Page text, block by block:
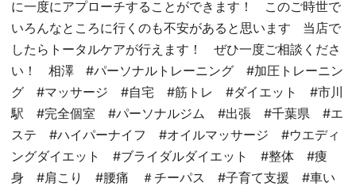
に一度にアプローチすることができます！ このご時世で
いろんなところに行くのも不安があると思います 当店で
したらトータルケアが行えます！ ぜひ一度ご相談くださ
い！ 相澤 #パーソナルトレーニング #加圧トレーニン
グ #マッサージ #自宅 #筋トレ #ダイエット #市川
駅 #完全個室 #パーソナルジム #出張 #千葉県 #エ
ステ #ハイパーナイフ #オイルマッサージ #ウエディ
ングダイエット #ブライダルダイエット #整体 #痩
身 #肩こり #腰痛 ＃チーパス #子育て支援 #車い